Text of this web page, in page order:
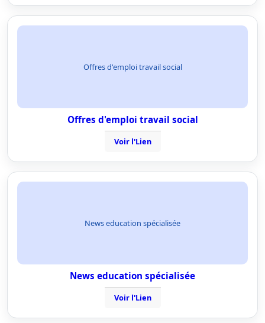
Offres d'emploi travail social
Offres d'emploi travail social
Voir l'Lien
News education spécialisée
News education spécialisée
Voir l'Lien